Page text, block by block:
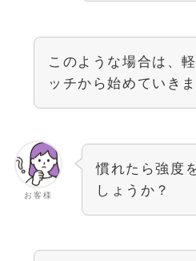
このような場合は、
ッチから始めていきま
お客様
慣れたら強度
しょうか？